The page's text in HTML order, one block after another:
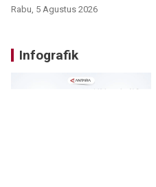
Rabu, 5 Agustus 2026
Infografik